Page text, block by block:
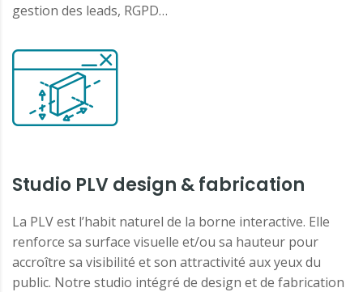
gestion des leads, RGPD…
Studio PLV design & fabrication
La PLV est l’habit naturel de la borne interactive. Elle
renforce sa surface visuelle et/ou sa hauteur pour
accroître sa visibilité et son attractivité aux yeux du
public. Notre studio intégré de design et de fabrication